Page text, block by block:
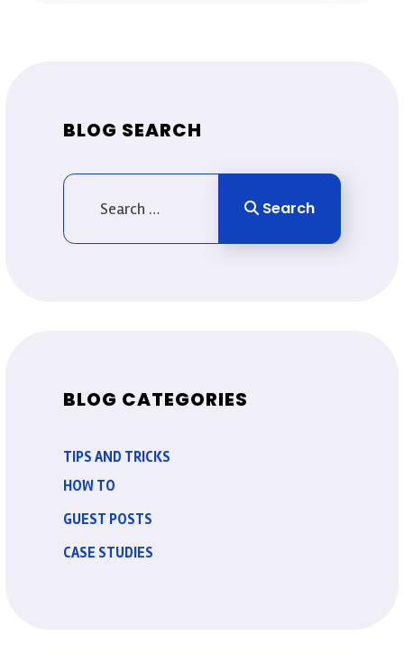
BLOG SEARCH
Search
Search
BLOG CATEGORIES
TIPS AND TRICKS
HOW TO
GUEST POSTS
CASE STUDIES